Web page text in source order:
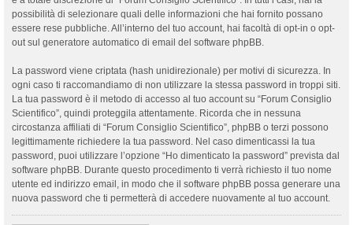
possibilità di selezionare quali delle informazioni che hai fornito possano
essere rese pubbliche. All’interno del tuo account, hai facoltà di opt-in o opt-
out sul generatore automatico di email del software phpBB.
La password viene criptata (hash unidirezionale) per motivi di sicurezza. In
ogni caso ti raccomandiamo di non utilizzare la stessa password in troppi siti.
La tua password è il metodo di accesso al tuo account su “Forum Consiglio
Scientifico”, quindi proteggila attentamente. Ricorda che in nessuna
circostanza affiliati di “Forum Consiglio Scientifico”, phpBB o terzi possono
legittimamente richiedere la tua password. Nel caso dimenticassi la tua
password, puoi utilizzare l’opzione “Ho dimenticato la password” prevista dal
software phpBB. Durante questo procedimento ti verrà richiesto il tuo nome
utente ed indirizzo email, in modo che il software phpBB possa generare una
nuova password che ti permetterà di accedere nuovamente al tuo account.